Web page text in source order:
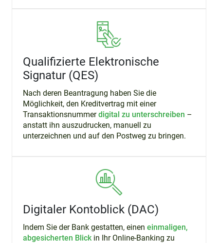
Qualifizierte Elektronische
Signatur (QES)
Nach deren Beantragung haben Sie die
Möglichkeit, den Kreditvertrag mit einer
Transaktionsnummerdigital zu unterschreiben –
anstatt ihn auszudrucken, manuell zu
unterzeichnen und auf den Postweg zu bringen.
Digitaler Kontoblick (DAC)
Indem Sie der Bank gestatten, einen einmaligen,
abgesicherten Blick in Ihr Online-Banking zu